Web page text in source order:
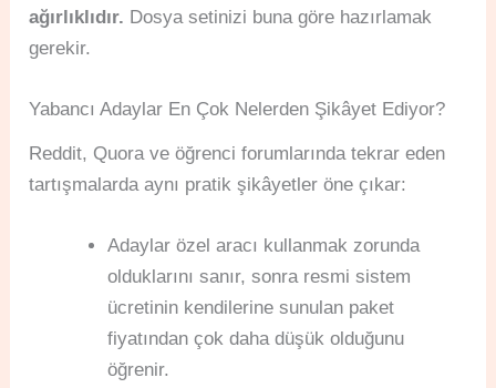
ağırlıklıdır. Dosya setinizi buna göre hazırlamak
gerekir.
Yabancı Adaylar En Çok Nelerden Şikâyet Ediyor?
Reddit, Quora ve öğrenci forumlarında tekrar eden
tartışmalarda aynı pratik şikâyetler öne çıkar:
Adaylar özel aracı kullanmak zorunda
olduklarını sanır, sonra resmi sistem
ücretinin kendilerine sunulan paket
fiyatından çok daha düşük olduğunu
öğrenir.